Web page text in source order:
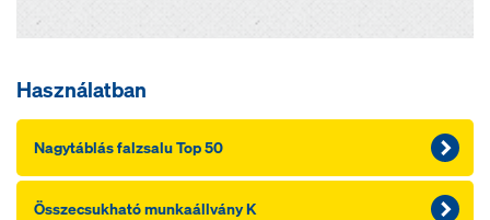
Használatban
Nagytáblás falzsalu Top 50
Összecsukható munkaállvány K